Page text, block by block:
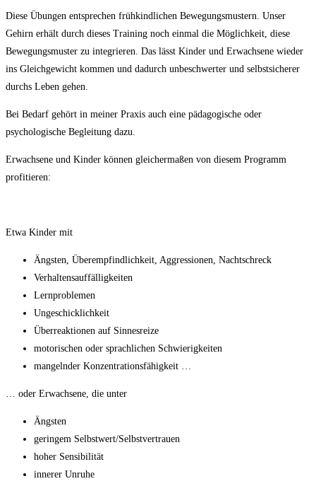
Diese Übungen entsprechen frühkindlichen Bewegungsmustern. Unser
Gehirn erhält durch dieses Training noch einmal die Möglichkeit, diese
Bewegungsmuster zu integrieren. Das lässt Kinder und Erwachsene wieder
ins Gleichgewicht kommen und dadurch unbeschwerter und selbstsicherer
durchs Leben gehen.
Bei Bedarf gehört in meiner Praxis auch eine pädagogische oder
psychologische Begleitung dazu.
Erwachsene und Kinder können gleichermaßen von diesem Programm
profitieren:
Etwa Kinder mit
Ängsten, Überempfindlichkeit, Aggressionen, Nachtschreck
Verhaltensauffälligkeiten
Lernproblemen
Ungeschicklichkeit
Überreaktionen auf Sinnesreize
motorischen oder sprachlichen Schwierigkeiten
mangelnder Konzentrationsfähigkeit …
… oder Erwachsene, die unter
Ängsten
geringem Selbstwert/Selbstvertrauen
hoher Sensibilität
innerer Unruhe